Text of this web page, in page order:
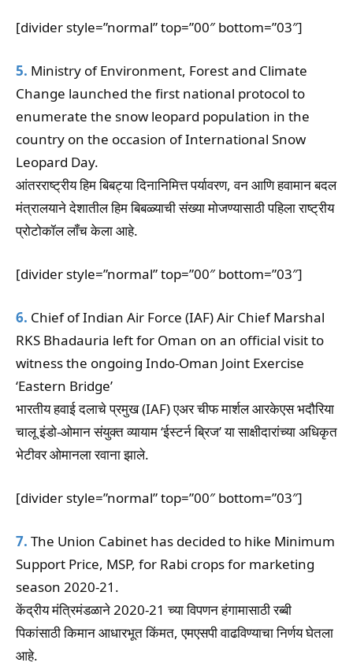
[divider style=”normal” top=”00″ bottom=”03″]
5. Ministry of Environment, Forest and Climate
Change launched the first national protocol to
enumerate the snow leopard population in the
country on the occasion of International Snow
Leopard Day.
आंतरराष्ट्रीय हिम बिबट्या दिनानिमित्त पर्यावरण, वन आणि हवामान बदल
मंत्रालयाने देशातील हिम बिबळ्याची संख्या मोजण्यासाठी पहिला राष्ट्रीय
प्रोटोकॉल लॉंच केला आहे.
[divider style=”normal” top=”00″ bottom=”03″]
6. Chief of Indian Air Force (IAF) Air Chief Marshal
RKS Bhadauria left for Oman on an official visit to
witness the ongoing Indo-Oman Joint Exercise
‘Eastern Bridge’
भारतीय हवाई दलाचे प्रमुख (IAF) एअर चीफ मार्शल आरकेएस भदौरिया
चालू इंडो-ओमान संयुक्त व्यायाम ‘ईस्टर्न ब्रिज’ या साक्षीदारांच्या अधिकृत
भेटीवर ओमानला रवाना झाले.
[divider style=”normal” top=”00″ bottom=”03″]
7. The Union Cabinet has decided to hike Minimum
Support Price, MSP, for Rabi crops for marketing
season 2020-21.
केंद्रीय मंत्रिमंडळाने 2020-21 च्या विपणन हंगामासाठी रब्बी
पिकांसाठी किमान आधारभूत किंमत, एमएसपी वाढविण्याचा निर्णय घेतला
आहे.